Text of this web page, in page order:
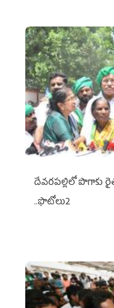
దేవరపల్లిలో పొగాకు
..ఫొటోలు2